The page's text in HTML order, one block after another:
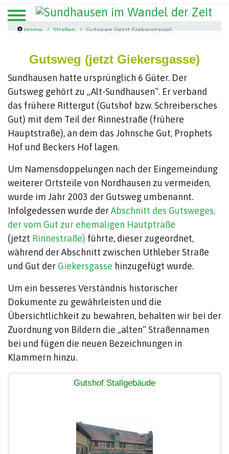
Home Straßen Gutsweg (jetzt Giekersgasse)
Gutsweg (jetzt Giekersgasse)
Sundhausen hatte ursprünglich 6 Güter. Der
Gutsweg gehört zu „Alt-Sundhausen“. Er verband
das frühere Rittergut (Gutshof bzw. Schreibersches
Gut) mit dem Teil der Rinnestraße (frühere
Hauptstraße), an dem das Johnsche Gut, Prophets
Hof und Beckers Hof lagen.
Um Namensdoppelungen nach der Eingemeindung
weiterer Ortsteile von Nordhausen zu vermeiden,
wurde im Jahr 2003 der Gutsweg umbenannt.
Infolgedessen wurde derAbschnitt des Gutsweges,
der vom Gut zur ehemaligen Hautptraße
(jetzt Rinnestraße) führte, dieser zugeordnet,
während der Abschnitt zwischen Uthleber Straße
und Gut der Giekersgasse hinzugefügt wurde.
Um ein besseres Verständnis historischer
Dokumente zu gewährleisten und die
Übersichtlichkeit zu bewahren, behalten wir bei der
Zuordnung von Bildern die „alten“ Straßennamen
bei und fügen die neuen Bezeichnungen in
Klammern hinzu.
Gutshof Stallgebäude